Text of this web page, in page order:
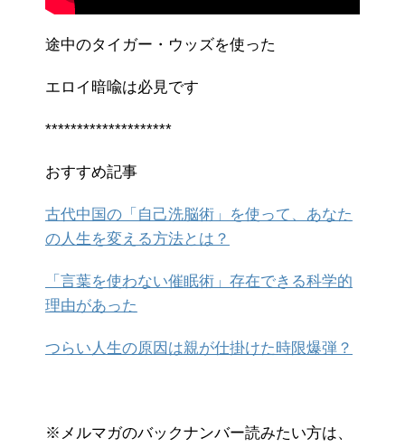
途中のタイガー・ウッズを使った
エロイ暗喩は必見です
********************
おすすめ記事
古代中国の「自己洗脳術」を使って、あなた
の人生を変える方法とは？
「言葉を使わない催眠術」存在できる科学的
理由があった
つらい人生の原因は親が仕掛けた時限爆弾？
※メルマガのバックナンバー読みたい方は、